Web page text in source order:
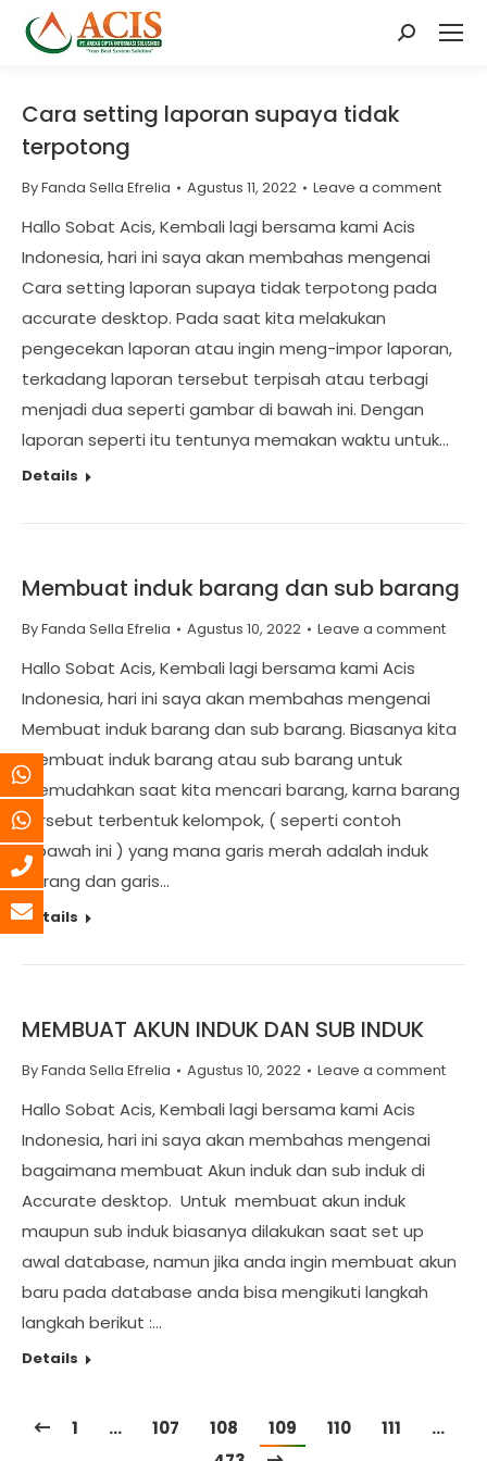
Search:
Cara setting laporan supaya tidak
terpotong
ByFanda Sella Efrelia Agustus 11, 2022 Leave a comment
Hallo Sobat Acis, Kembali lagi bersama kami Acis
Indonesia, hari ini saya akan membahas mengenai
Cara setting laporan supaya tidak terpotong pada
accurate desktop. Pada saat kita melakukan
pengecekan laporan atau ingin meng-impor laporan,
terkadang laporan tersebut terpisah atau terbagi
menjadi dua seperti gambar di bawah ini. Dengan
laporan seperti itu tentunya memakan waktu untuk…
Details
Membuat induk barang dan sub barang
ByFanda Sella Efrelia Agustus 10, 2022 Leave a comment
Hallo Sobat Acis, Kembali lagi bersama kami Acis
Indonesia, hari ini saya akan membahas mengenai
Membuat induk barang dan sub barang. Biasanya kita
membuat induk barang atau sub barang untuk
memudahkan saat kita mencari barang, karna barang
tersebut terbentuk kelompok, ( seperti contoh
dibawah ini ) yang mana garis merah adalah induk
barang dan garis…
Details
MEMBUAT AKUN INDUK DAN SUB INDUK
ByFanda Sella Efrelia Agustus 10, 2022 Leave a comment
Hallo Sobat Acis, Kembali lagi bersama kami Acis
Indonesia, hari ini saya akan membahas mengenai
bagaimana membuat Akun induk dan sub induk di
Accurate desktop. Untuk membuat akun induk
maupun sub induk biasanya dilakukan saat set up
awal database, namun jika anda ingin membuat akun
baru pada database anda bisa mengikuti langkah
langkah berikut :…
Details
1 … 107 108 109 110 111
…